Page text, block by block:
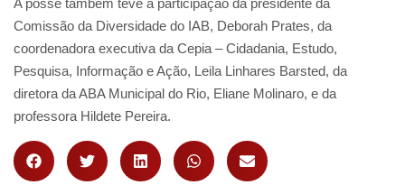
Comissão da Diversidade do IAB, Deborah Prates, da
coordenadora executiva da Cepia – Cidadania, Estudo,
Pesquisa, Informação e Ação, Leila Linhares Barsted, da
diretora da ABA Municipal do Rio, Eliane Molinaro, e da
professora Hildete Pereira.